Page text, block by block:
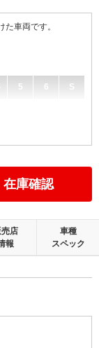
車両です。
5 6 S
。
質評価書」を見る
在庫確認
売店
報
車種
スペック